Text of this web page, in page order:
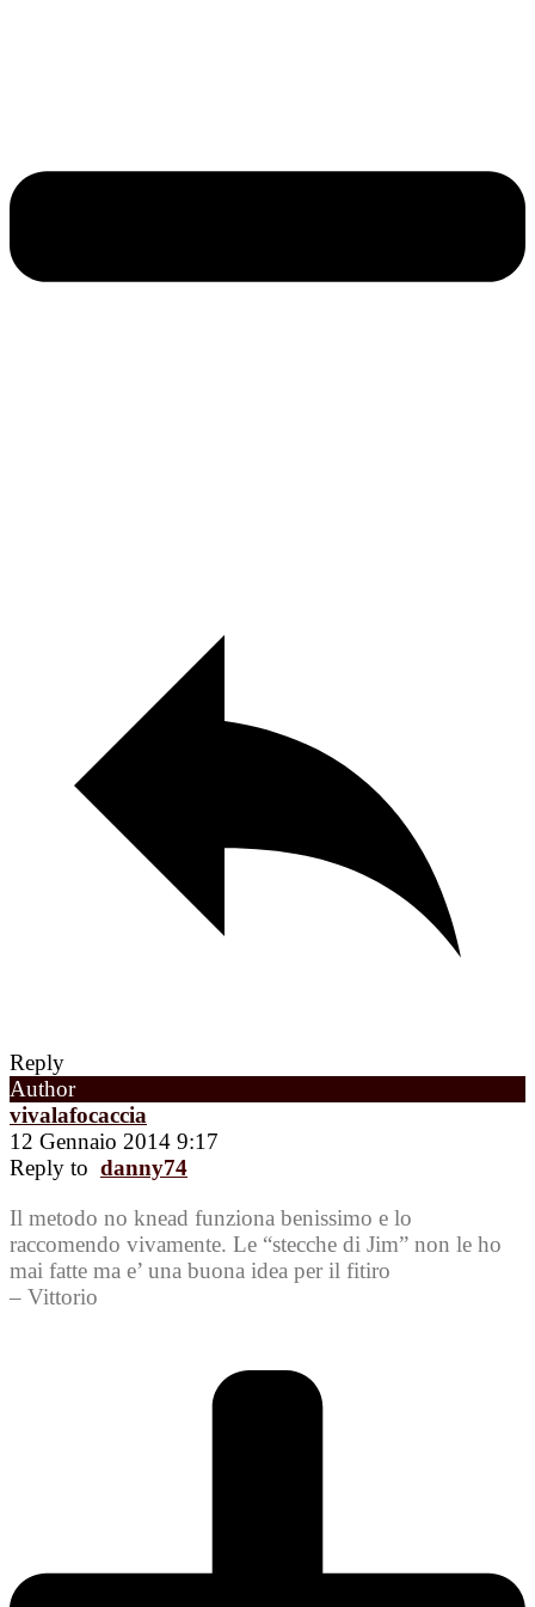
Reply
Author
vivalafocaccia
12 Gennaio 2014 9:17
Reply to danny74
Il metodo no knead funziona benissimo e lo
raccomendo vivamente. Le “stecche di Jim” non le ho
mai fatte ma e’ una buona idea per il fitiro
– Vittorio